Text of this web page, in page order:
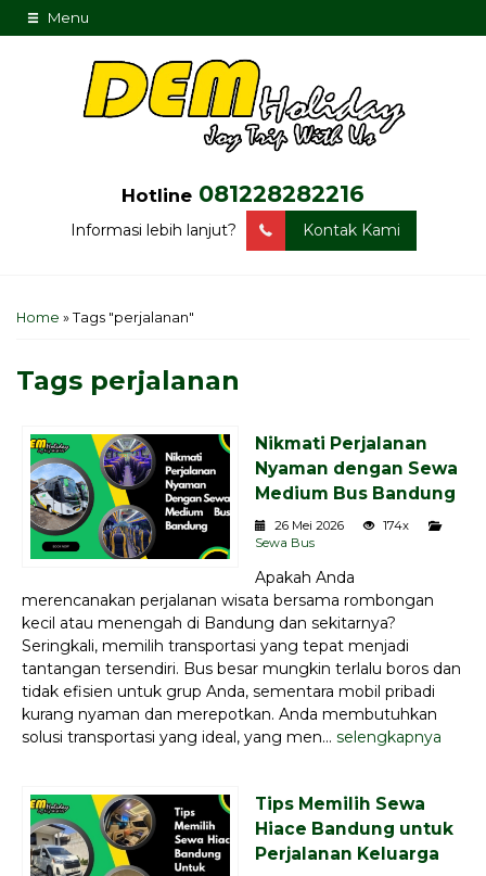
Menu
Hotline 081228282216
Informasi lebih lanjut? Kontak Kami
Home » Tags "perjalanan"
Tags perjalanan
Nikmati Perjalanan
Nyaman dengan Sewa
Medium Bus Bandung
26 Mei 2026
174x
Sewa Bus
Apakah Anda
merencanakan perjalanan wisata bersama rombongan
kecil atau menengah di Bandung dan sekitarnya?
Seringkali, memilih transportasi yang tepat menjadi
tantangan tersendiri. Bus besar mungkin terlalu boros dan
tidak efisien untuk grup Anda, sementara mobil pribadi
kurang nyaman dan merepotkan. Anda membutuhkan
solusi transportasi yang ideal, yang men... selengkapnya
Tips Memilih Sewa
Hiace Bandung untuk
Perjalanan Keluarga